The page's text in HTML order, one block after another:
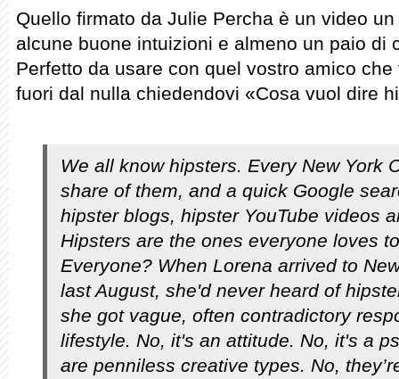
Quello firmato da Julie Percha è un video
alcune buone intuizioni e almeno un paio di
Perfetto da usare con quel vostro amico
fuori dal nulla chiedendovi «Cosa vuol dire
We all know hipsters. Every New York
share of them, and a quick Google
hipster blogs, hipster YouTube videos
Hipsters are the ones everyone loves
Everyone? When Lorena arrived to
last August, she'd never heard of
she got vague, often contradictory
lifestyle. No, it's an attitude. No, it's a
are penniless creative types. No,